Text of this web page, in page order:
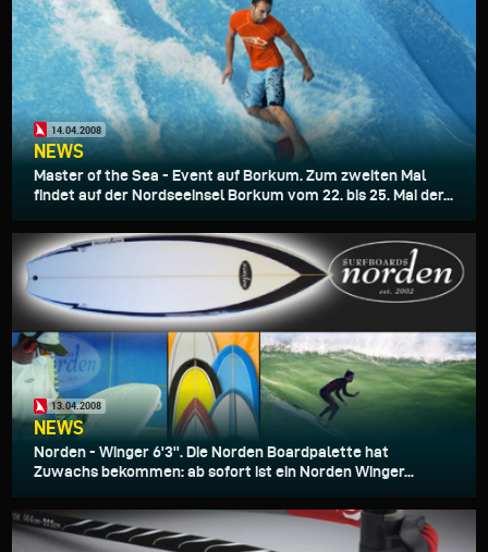
14.04.2008
NEWS
Master of the Sea - Event auf Borkum. Zum zweiten Mal
findet auf der Nordseeinsel Borkum vom 22. bis 25. Mai der...
13.04.2008
NEWS
Norden - Winger 6'3''. Die Norden Boardpalette hat
Zuwachs bekommen: ab sofort ist ein Norden Winger...